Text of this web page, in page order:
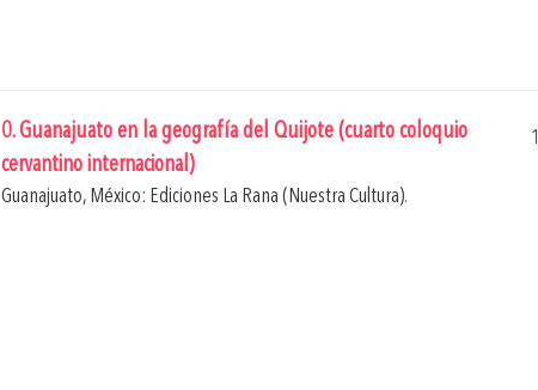
0. Guanajuato en la geografía del Quijote (cuarto coloquio
cervantino internacional)
Guanajuato, México: Ediciones La Rana (Nuestra Cultura).